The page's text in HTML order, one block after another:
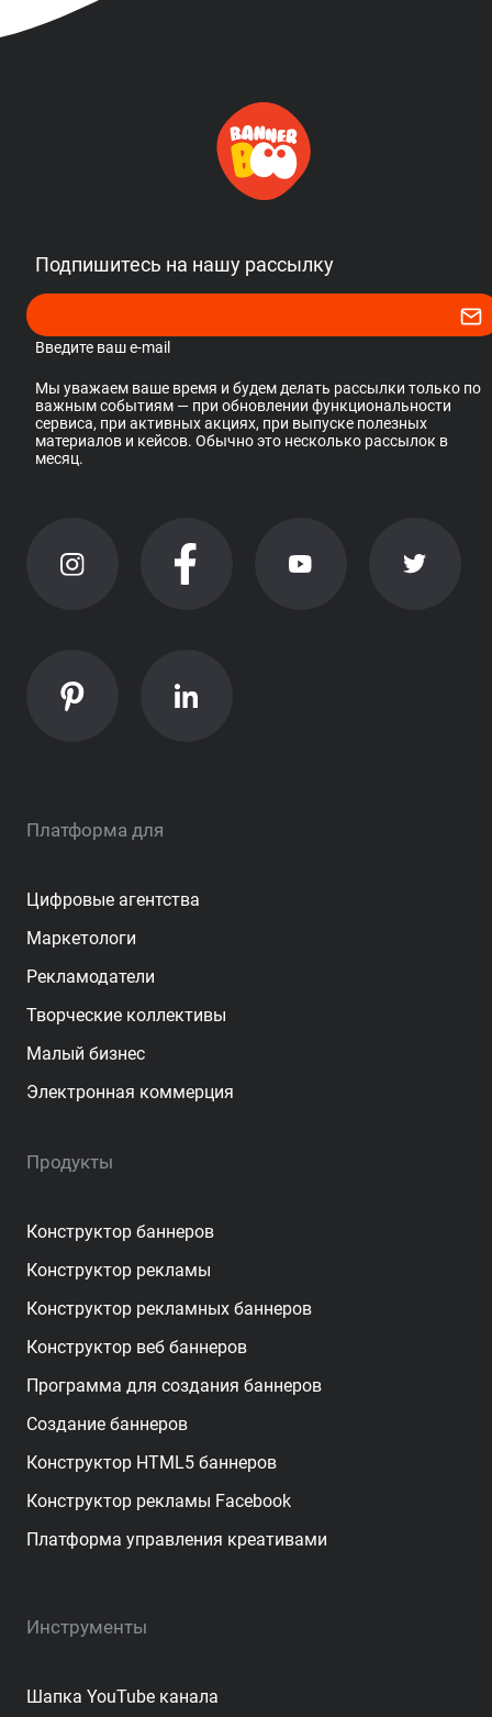
Подпишитесь на нашу рассылку
Введите ваш e-mail
Мы уважаем ваше время и будем делать рассылки только по
важным событиям — при обновлении функциональности
сервиса, при активных акциях, при выпуске полезных
материалов и кейсов. Обычно это несколько рассылок в
месяц.
Платформа для
Цифровые агентства
Маркетологи
Рекламодатели
Творческие коллективы
Малый бизнес
Электронная коммерция
Продукты
Конструктор баннеров
Конструктор рекламы
Конструктор рекламных баннеров
Конструктор веб баннеров
Программа для создания баннеров
Создание баннеров
Конструктор HTML5 баннеров
Конструктор рекламы Facebook
Платформа управления креативами
Инструменты
Шапка YouTube канала